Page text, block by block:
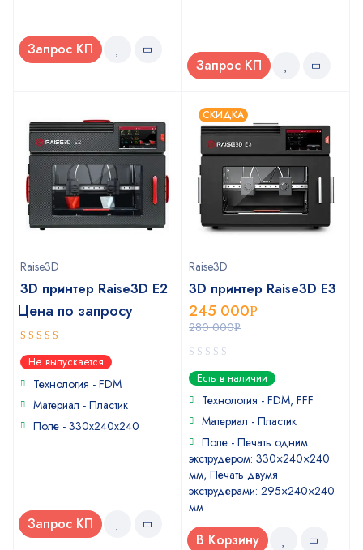
Запрос КП
Запрос КП
Raise3D
3D принтер Raise3D E2
Цена по запросу
5out of 5
Не выпускается
Технология - FDM
Материал - Пластик
Поле - 330x240x240
Запрос КП
СКИДКА
Raise3D
3D принтер Raise3D E3
280 000Р
245 000Р
0
out
of
Есть в наличии
Технология - FDM, FFF
Материал - Пластик
Поле - Печать одним
экструдером: 330×240×240
мм, Печать двумя
экструдерами: 295×240×240
мм
В Корзину